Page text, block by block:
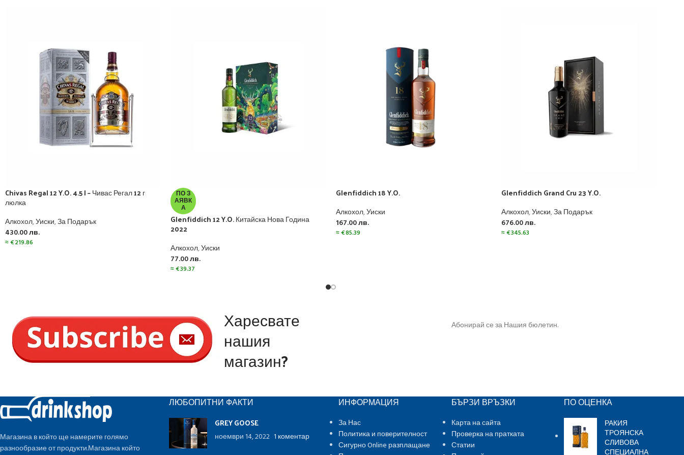
Chivas Regal 12 Y.O. 4.5 l – Чивас Регал 12 г
люлка
Алкохол,Уиски,За Подарък
430.00лв.
≈€219.86
ПО З
АЯВК
А
Glenfiddich 12 Y.O. Китайска Нова Година
2022
Алкохол,Уиски
77.00лв.
≈€39.37
Glenfiddich 18 Y.O.
Алкохол,Уиски
167.00лв.
≈€85.39
Glenfiddich Grand Cru 23 Y.O.
Алкохол,Уиски,За Подарък
676.00лв.
≈€345.63
Харесвате
нашия
магазин?
Абонирай се за Нашия бюлетин.
Магазина в който ще намерите голямо
разнообразие от продукти.Магазина който
ЛЮБОПИТНИ ФАКТИ
GREY GOOSE
ноември 14, 2022 1 коментар
ИНФОРМАЦИЯ
За Нас
Политика и поверителност
Сигурно Online разплащане
БЪРЗИ ВРЪЗКИ
Карта на сайта
Проверка на пратката
Статии
ПО ОЦЕНКА
РАКИЯ
ТРОЯНСКА
СЛИВОВА
СПЕЦИАЛНА